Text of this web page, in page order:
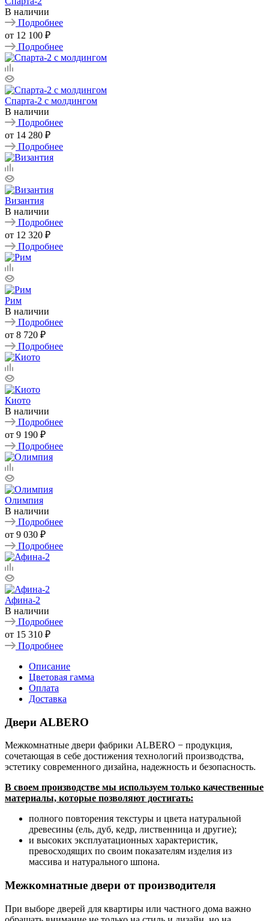
В наличии
Подробнее
от 12 100 ₽
Подробнее
Спарта-2 с молдингом
В наличии
Подробнее
от 14 280 ₽
Подробнее
Византия
В наличии
Подробнее
от 12 320 ₽
Подробнее
Рим
В наличии
Подробнее
от 8 720 ₽
Подробнее
Киото
В наличии
Подробнее
от 9 190 ₽
Подробнее
Олимпия
В наличии
Подробнее
от 9 030 ₽
Подробнее
Афина-2
В наличии
Подробнее
от 15 310 ₽
Подробнее
Описание
Цветовая гамма
Оплата
Доставка
Двери ALBERO
Межкомнатные двери фабрики ALBERO − продукция,
сочетающая в себе достижения технологий производства,
эстетику современного дизайна, надежность и безопасность.
В своем производстве мы используем только качественные
материалы, которые позволяют достигать:
полного повторения текстуры и цвета натуральной
древесины (ель, дуб, кедр, лиственница и другие);
и высоких эксплуатационных характеристик,
превосходящих по своим показателям изделия из
массива и натурального шпона.
Межкомнатные двери от производителя
При выборе дверей для квартиры или частного дома важно